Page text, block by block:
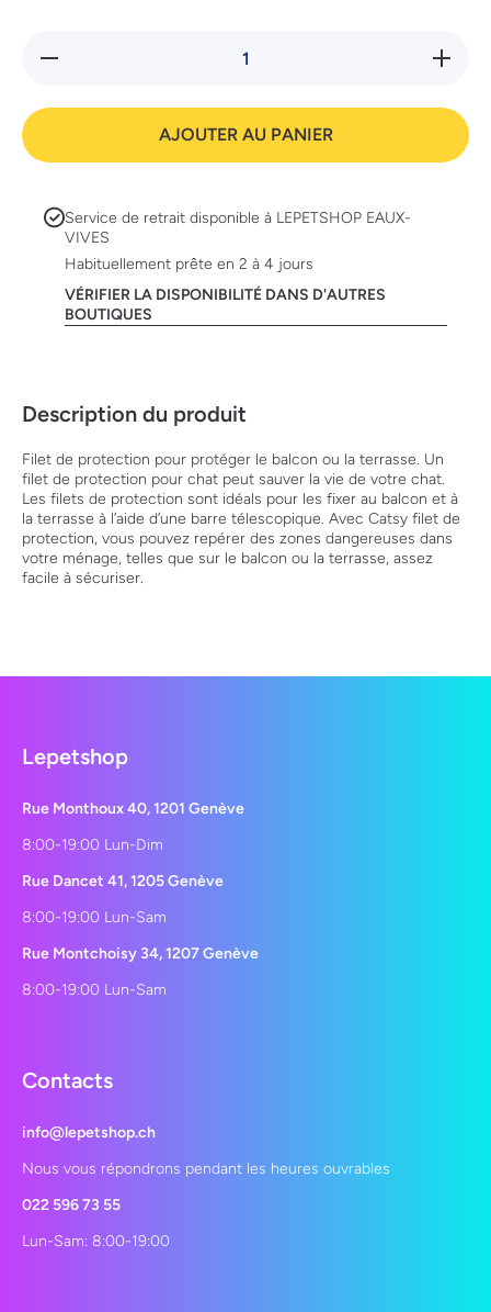
Réduire la
la
Sets
de filet
AJOUTER AU PANIER
Service de retrait disponible à LEPETSHOP EAUX-
VIVES
Habituellement prête en 2 à 4 jours
VÉRIFIER LA DISPONIBILITÉ DANS D'AUTRES
BOUTIQUES
Description du produit
Filet de protection pour protéger le balcon ou la terrasse. Un
filet de protection pour chat peut sauver la vie de votre chat.
Les filets de protection sont idéals pour les fixer au balcon et à
la terrasse à l’aide d’une barre télescopique. Avec Catsy filet de
protection, vous pouvez repérer des zones dangereuses dans
votre ménage, telles que sur le balcon ou la terrasse, assez
facile à sécuriser.
Lepetshop
Rue Monthoux 40, 1201 Genève
8:00-19:00 Lun-Dim
Rue Dancet 41, 1205 Genève
8:00-19:00 Lun-Sam
Rue Montchoisy 34, 1207 Genève
8:00-19:00 Lun-Sam
Contacts
info@lepetshop.ch
Nous vous répondrons pendant les heures ouvrables
022 596 73 55
Lun-Sam: 8:00-19:00